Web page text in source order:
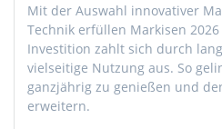
Mit der Auswahl innovativer
Technik erfüllen Markisen
Investition zahlt sich durch
vielseitige Nutzung aus. So
ganzjährig zu genießen und
erweitern.